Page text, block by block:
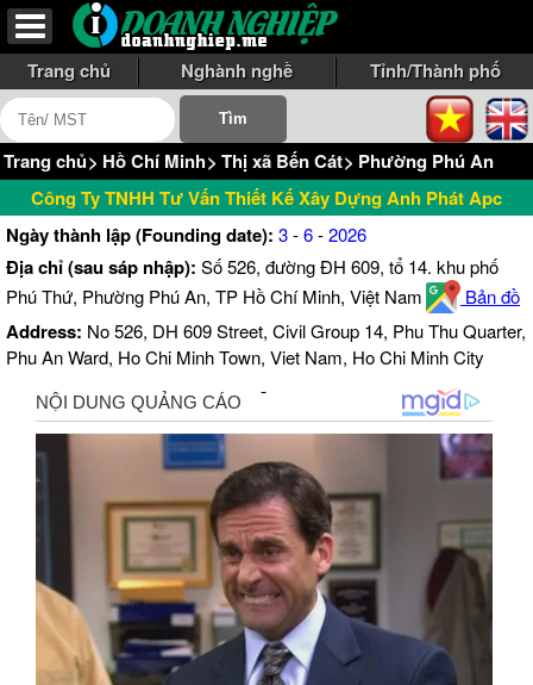
Trang chủ Nghành nghề Tỉnh/Thành phố
Trang chủ> Hồ Chí Minh> Thị xã Bến Cát> Phường Phú An
Công Ty TNHH Tư Vấn Thiết Kế Xây Dựng Anh Phát Apc
Ngày thành lập (Founding date): 3-6-2026
Địa chỉ (sau sáp nhập): Số 526, đường ĐH 609, tổ 14. khu phố
Phú Thứ, Phường Phú An, TP Hồ Chí Minh, Việt Nam
Bản đồ
Address: No 526, DH 609 Street, Civil Group 14, Phu Thu Quarter,
Phu An Ward, Ho Chi Minh Town, Viet Nam, Ho Chi Minh City